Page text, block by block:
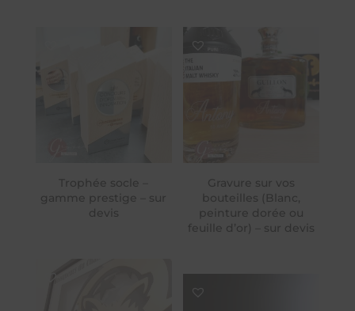
Trophée socle –
gamme prestige – sur
devis
Gravure sur vos
bouteilles (Blanc,
peinture dorée ou
feuille d’or) – sur devis